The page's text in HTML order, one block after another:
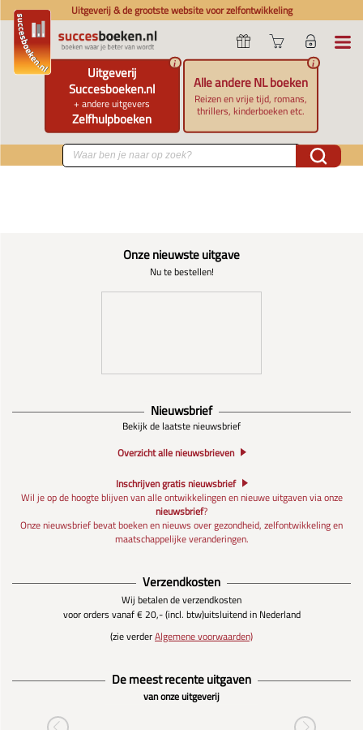
Uitgeverij & de grootste website voor zelfontwikkeling
Uitgeverij
Succesboeken.nl
+ andere uitgevers
Zelfhulpboeken
i
Alle andere NL boeken
Reizen en vrije tijd, romans,
thrillers, kinderboeken etc.
i
Onze nieuwste uitgave
Nu te bestellen!
Nieuwsbrief
Bekijk de laatste nieuwsbrief
Overzicht alle nieuwsbrieven
Inschrijven gratis nieuwsbrief
Wil je op de hoogte blijven van alle ontwikkelingen en nieuwe uitgaven via onze
nieuwsbrief?
Onze nieuwsbrief bevat boeken en nieuws over gezondheid, zelfontwikkeling en
maatschappelijke veranderingen.
Verzendkosten
Wij betalen de verzendkosten
voor orders vanaf € 20,- (incl. btw)uitsluitend in Nederland
(zie verderAlgemene voorwaarden)
De meest recente uitgaven
van onze uitgeverij